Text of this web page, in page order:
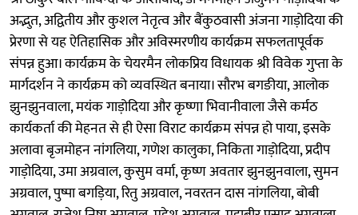
अद्भुत, अद्वितीय और कुशल नेतृत्व और बैंकुठवासी अंजना गाड़ोदिया की
प्रेरणा से यह ऐतिहासिक और अविस्मरणीय कार्यक्रम सफलतापूर्वक
संपन्न हुआ। कार्यक्रम के चेयरमैन लोकप्रिय विधायक श्री विवेक गुप्ता के
मार्गदर्शन ने कार्यक्रम को व्यवस्थित बनाया। सौरभ बगङीया, आलोक
झुनझुनवाला, मयंक गाड़ोदिया और कृष्णा भिवानीवाला जैसे कर्मठ
कार्यकर्ता की मेहनत से ही ऐसा विराट कार्यक्रम संपन्न हो पाया, इसके
अलावा बृजमोहन नांगलिया, गणेश कालुका, निकिता गाड़ोदिया, प्रदीप
गाड़ोदिया, उमा अग्रवाल, कुसुम वर्मा, कृष्ण अवतार झुनझुनवाला, सुमन
अग्रवाल, पुष्पा बगड़िया, रितु अग्रवाल, नवरतन दास नांगलिया, बोबी